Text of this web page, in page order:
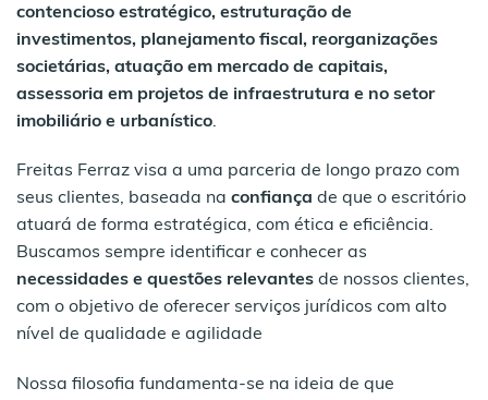
contencioso estratégico, estruturação de
investimentos, planejamento fiscal, reorganizações
societárias, atuação em mercado de capitais,
assessoria em projetos de infraestrutura e no setor
imobiliário e urbanístico.
Freitas Ferraz visa a uma parceria de longo prazo com
seus clientes, baseada na confiança de que o escritório
atuará de forma estratégica, com ética e eficiência.
Buscamos sempre identificar e conhecer as
necessidades e questões relevantes de nossos clientes,
com o objetivo de oferecer serviços jurídicos com alto
nível de qualidade e agilidade
Nossa filosofia fundamenta-se na ideia de que